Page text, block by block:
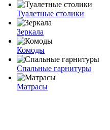
Туалетные столики
Зеркала
Комоды
Спальные гарнитуры
Матрасы